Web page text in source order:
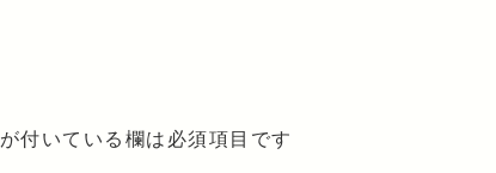
が付いている欄は必須項目です